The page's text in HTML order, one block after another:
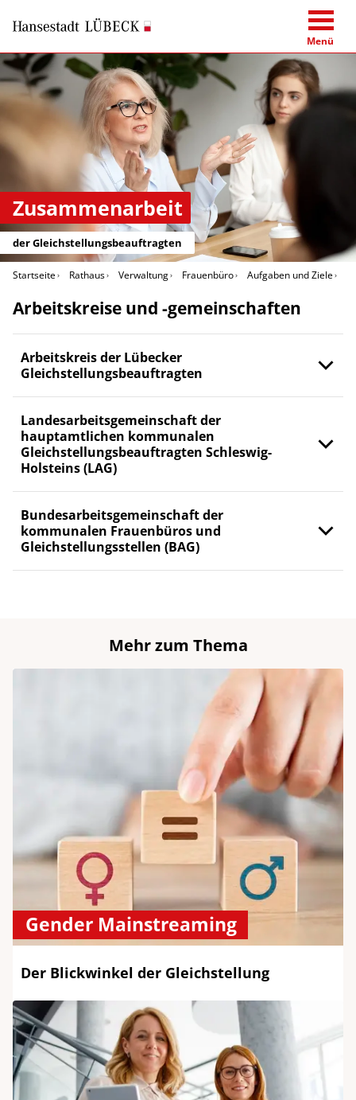
Menü
Zusammenarbeit
der Gleichstellungsbeauftragten
Startseite Rathaus Verwaltung Frauenbüro Aufgaben und Ziele
Arbeitskreise und -gemeinschaften
Arbeitskreis der Lübecker
Gleichstellungsbeauftragten
Landesarbeitsgemeinschaft der
hauptamtlichen kommunalen
Gleichstellungsbeauftragten Schleswig-
Holsteins (LAG)
Bundesarbeitsgemeinschaft der
kommunalen Frauenbüros und
Gleichstellungsstellen (BAG)
Mehr zum Thema
Gender Mainstreaming
Der Blickwinkel der Gleichstellung